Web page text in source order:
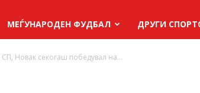
МЕЃУНАРОДЕН ФУДБАЛ ДРУГИ
Новак секогаш победувал на...